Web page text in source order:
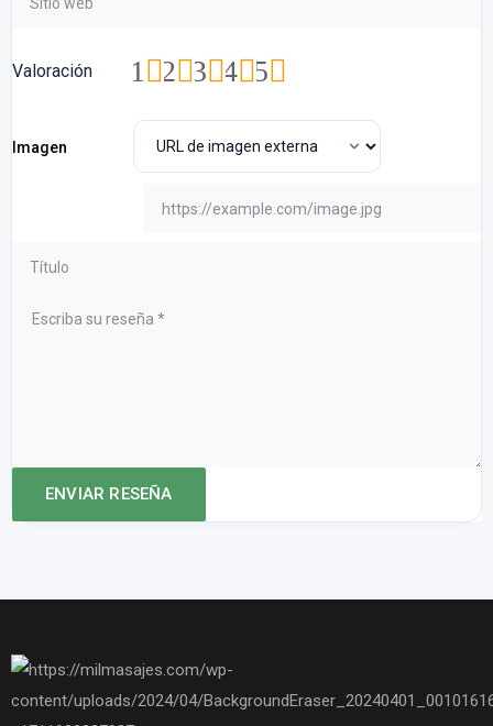
Valoración 5
4
3
2
1
Imagen